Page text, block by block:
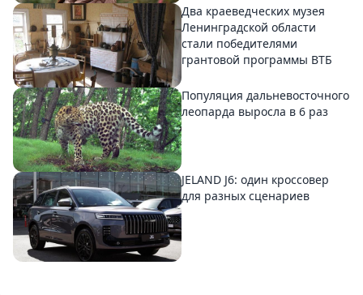
Два краеведческих музея
Ленинградской области
стали победителями
грантовой программы ВТБ
Популяция дальневосточного
леопарда выросла в 6 раз
JELAND J6: один кроссовер
для разных сценариев